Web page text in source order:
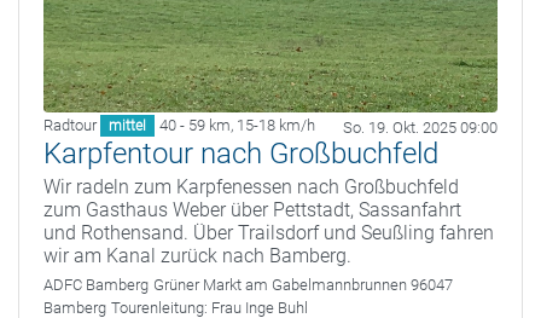
Radtour mittel 40 - 59 km, 15-18 km/h So. 19. Okt. 2025 09:00
Karpfentour nach Großbuchfeld
Wir radeln zum Karpfenessen nach Großbuchfeld
zum Gasthaus Weber über Pettstadt, Sassanfahrt
und Rothensand. Über Trailsdorf und Seußling fahren
wir am Kanal zurück nach Bamberg.
ADFC Bamberg Grüner Markt am Gabelmannbrunnen 96047
Bamberg Tourenleitung: Frau Inge Buhl